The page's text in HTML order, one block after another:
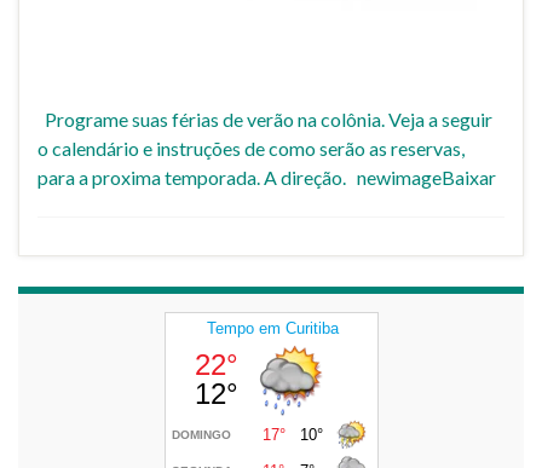
Programe suas férias de verão na colônia. Veja a seguir
o calendário e instruções de como serão as reservas,
para a proxima temporada. A direção. newimageBaixar